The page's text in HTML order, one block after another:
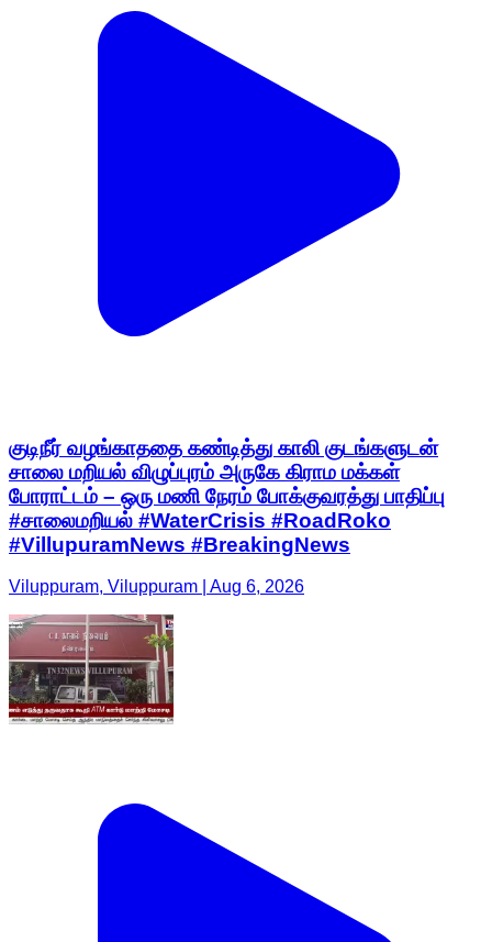
குடிநீர் வழங்காததை கண்டித்து காலி குடங்களுடன்
சாலை மறியல் விழுப்புரம் அருகே கிராம மக்கள்
போராட்டம் – ஒரு மணி நேரம் போக்குவரத்து பாதிப்பு
#சாலைமறியல் #WaterCrisis #RoadRoko
#VillupuramNews #BreakingNews
Viluppuram, Viluppuram | Aug 6, 2026